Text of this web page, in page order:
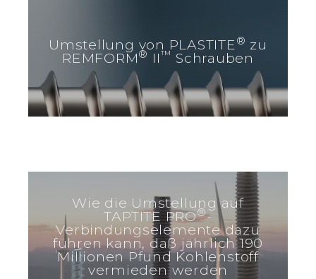
Umstellung von PLASTITE® zu
REMFORM® II™ Schrauben
Wie die Umstellung auf
TAPTITE PRO®-
Verbindungselemente dazu
führen kann, daß jährlich 190
Millionen Pfund Kohlenstoff
vermieden werden